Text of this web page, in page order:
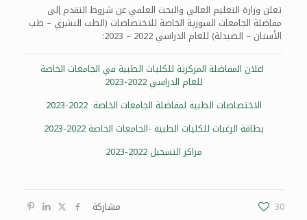
تعلن وزارة التعليم العالي والبحث العلمي عن شروط التقدم إلى
مفاضلة الجامعات السورية الخاصة للاختصاصات (الطب البشري – طب
الأسنان – الصيدلة) للعام الدراسي 2022 – 2023:
اعلان المفاضلة المركزية للكليات الطبية في الجامعات الخاصة
للعام الدراسي 2022-2023
الاختصاصات الطبية لمفاضلة الجامعات الخاصة 2022-2023
بطاقة الرغبات للكليات الطبية -الجامعات الخاصة 2022-2023
مراكز التسجيل 2022-2023
مشاركة 30